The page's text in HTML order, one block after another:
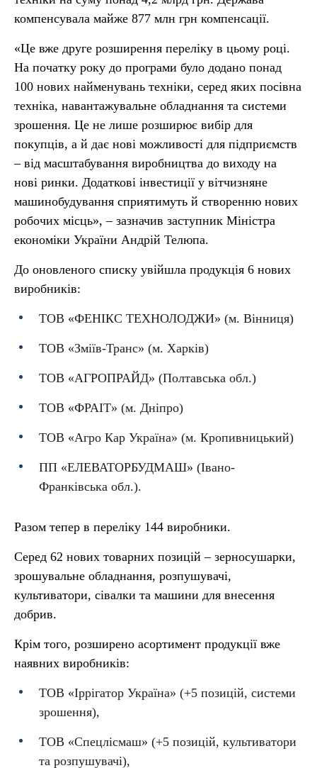
компенсувала майже 877 млн грн компенсації.
«Це вже друге розширення переліку в цьому році.
На початку року до програми було додано понад
100 нових найменувань техніки, серед яких посівна
техніка, навантажувальне обладнання та системи
зрошення. Це не лише розширює вибір для
покупців, а й дає нові можливості для підприємств
– від масштабування виробництва до виходу на
нові ринки. Додаткові інвестиції у вітчизняне
машинобудування сприятимуть й створенню нових
робочих місць», – зазначив заступник Міністра
економіки України Андрій Телюпа.
До оновленого списку увійшла продукція 6 нових
виробників:
ТОВ «ФЕНІКС ТЕХНОЛОДЖИ» (м. Вінниця)
ТОВ «Зміїв-Транс» (м. Харків)
ТОВ «АГРОПРАЙД» (Полтавська обл.)
ТОВ «ФРАІТ» (м. Дніпро)
ТОВ «Агро Кар Україна» (м. Кропивницький)
ПП «ЕЛЕВАТОРБУДМАШ» (Івано-
Франківська обл.).
Разом тепер в переліку 144 виробники.
Серед 62 нових товарних позицій – зерносушарки,
зрошувальне обладнання, розпушувачі,
культиватори, сівалки та машини для внесення
добрив.
Крім того, розширено асортимент продукції вже
наявних виробників:
ТОВ «Іррігатор Україна» (+5 позицій, системи
зрошення),
ТОВ «Спецлісмаш» (+5 позицій, культиватори
та розпушувачі),